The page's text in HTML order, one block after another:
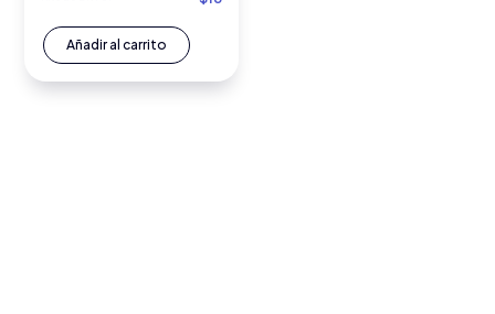
Añadir al carrito